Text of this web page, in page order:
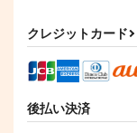
おもいだせないや
944円（税込）
毒島メイソン理鶯×有栖川帝統
サンプル
クレジットカード
後払い決済